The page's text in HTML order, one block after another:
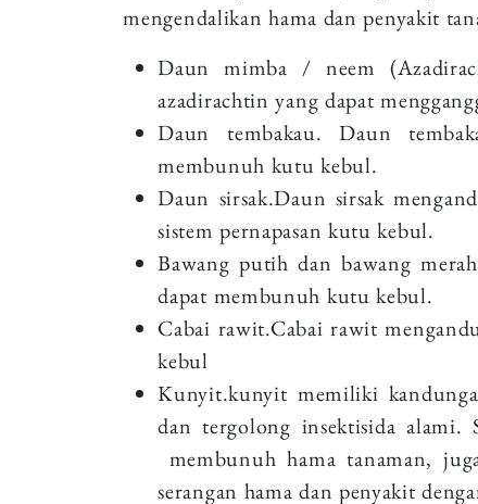
mengendalikan hama dan penyakit
Daun mimba / neem
azadirachtin yang dapat
Daun tembakau. Daun
membunuh kutu kebul.
Daun sirsak.Daun sirsak
sistem pernapasan kutu kebul.
Bawang putih dan bawang
dapat membunuh kutu kebul.
Cabai rawit.Cabai rawit
kebul
Kunyit.kunyit memiliki
dan tergolong insektisida alami.
membunuh hama tanaman,
serangan hama dan penyakit